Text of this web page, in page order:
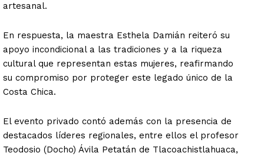
artesanal.
En respuesta, la maestra Esthela Damián reiteró su
apoyo incondicional a las tradiciones y a la riqueza
cultural que representan estas mujeres, reafirmando
su compromiso por proteger este legado único de la
Costa Chica.
El evento privado contó además con la presencia de
destacados líderes regionales, entre ellos el profesor
Teodosio (Docho) Ávila Petatán de Tlacoachistlahuaca,